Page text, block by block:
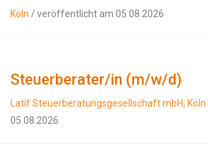
Köln / veröffentlicht am 05.08.2026
Steuerberater/in (m/w/d)
Latif Steuerberatungsgesellschaft mbH, Köln
05.08.2026